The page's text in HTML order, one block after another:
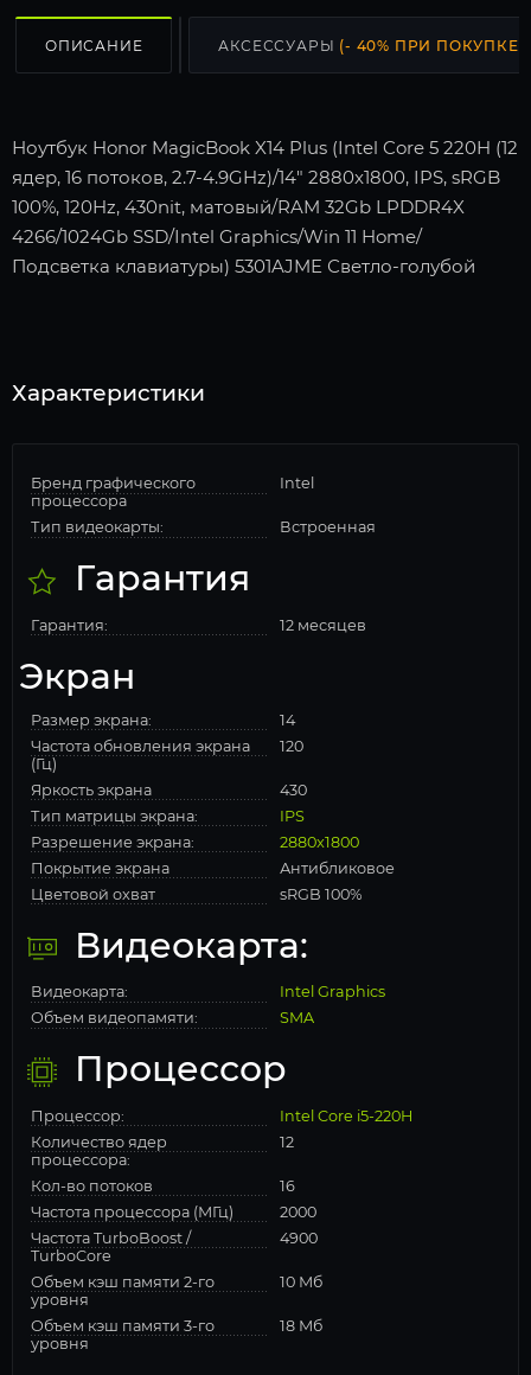
ОПИСАНИЕ АКСЕССУАРЫ (- 40% ПРИ ПОКУПКЕ
Ноутбук Honor MagicBook X14 Plus (Intel Core 5 220H (12
ядер, 16 потоков, 2.7-4.9GHz)/14" 2880x1800, IPS, sRGB
100%, 120Hz, 430nit, матовый/RAM 32Gb LPDDR4X
4266/1024Gb SSD/Intel Graphics/Win 11 Home/
Подсветка клавиатуры) 5301AJME Светло-голубой
Характеристики
Бренд графического
процессора
Intel
Тип видеокарты: Встроенная
Гарантия
Гарантия: 12 месяцев
Экран
Размер экрана:
14
Частота обновления экрана
(Гц)
120
Яркость экрана
430
Тип матрицы экрана:
IPS
Разрешение экрана:
2880x1800
Покрытие экрана
Антибликовое
Цветовой охват
sRGB 100%
Видеокарта:
Видеокарта:
Intel Graphics
Объем видеопамяти:
SMA
Процессор
Процессор:
Intel Core i5-220H
Количество ядер
процессора:
12
Кол-во потоков
16
Частота процессора (МГц)
2000
Частота TurboBoost /
TurboCore
4900
Объем кэш памяти 2-го
уровня
10 Мб
Объем кэш памяти 3-го
уровня
18 Мб